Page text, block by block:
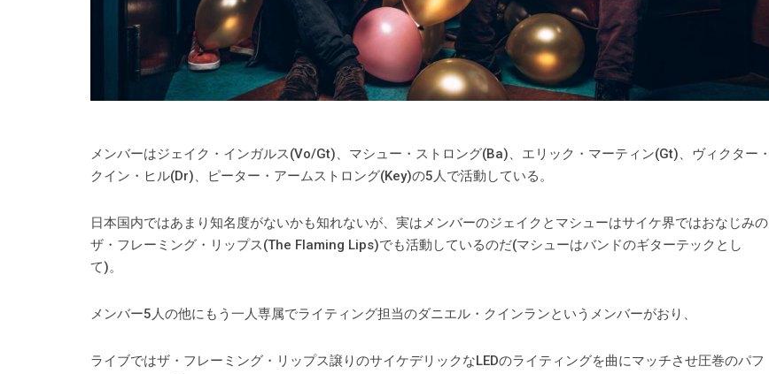
メンバーはジェイク・インガルス(Vo/Gt)、マシュー・ストロング(Ba)、エリック・マーティン(Gt)、ヴィクター・
クイン・ヒル(Dr)、ピーター・アームストロング(Key)の5人で活動している。
日本国内ではあまり知名度がないかも知れないが、実はメンバーのジェイクとマシューはサイケ界ではおなじみの
ザ・フレーミング・リップス(The Flaming Lips)でも活動しているのだ(マシューはバンドのギターテックとし
て)。
メンバー5人の他にもう一人専属でライティング担当のダニエル・クインランというメンバーがおり、
ライブではザ・フレーミング・リップス譲りのサイケデリックなLEDのライティングを曲にマッチさせ圧巻のパフ